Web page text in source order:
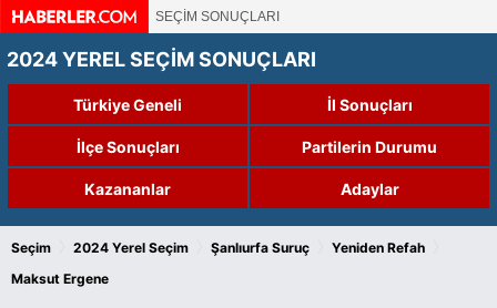
SEÇİM SONUÇLARI
2024 YEREL SEÇİM SONUÇLARI
Türkiye Geneli İl Sonuçları
İlçe Sonuçları Partilerin Durumu
Kazananlar Adaylar
Seçim 2024 Yerel Seçim Şanlıurfa Suruç Yeniden Refah
Maksut Ergene